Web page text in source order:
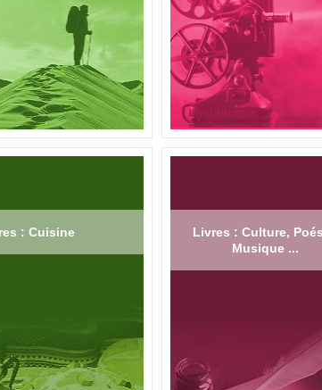
: Cuisine
Livres : Culture,
Musique ...